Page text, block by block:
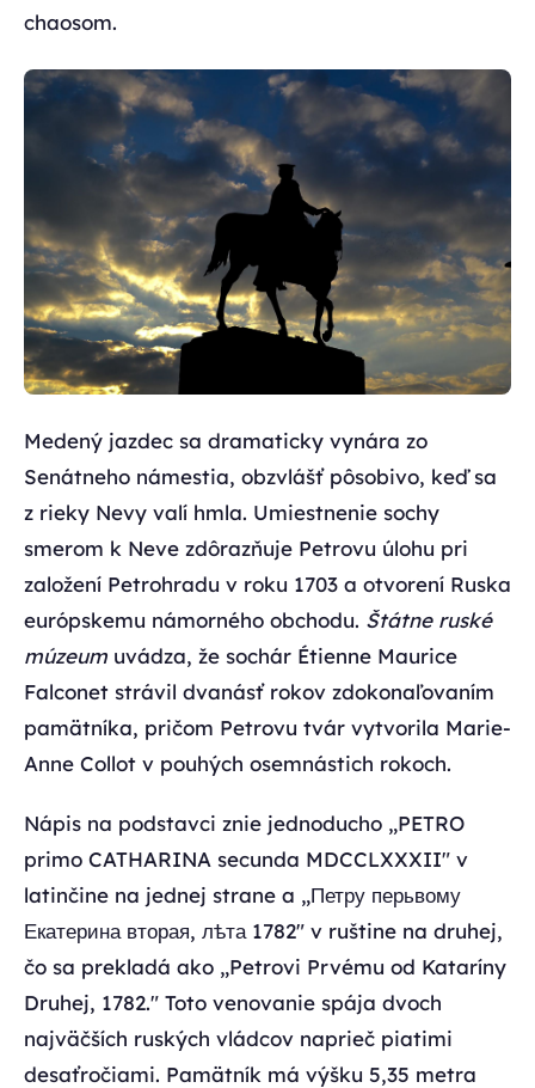
chaosom.
Medený jazdec sa dramaticky vynára zo
Senátneho námestia, obzvlášť pôsobivo, keď sa
z rieky Nevy valí hmla. Umiestnenie sochy
smerom k Neve zdôrazňuje Petrovu úlohu pri
založení Petrohradu v roku 1703 a otvorení Ruska
európskemu námorného obchodu. Štátne ruské
múzeum uvádza, že sochár Étienne Maurice
Falconet strávil dvanásť rokov zdokonaľovaním
pamätníka, pričom Petrovu tvár vytvorila Marie-
Anne Collot v pouhých osemnástich rokoch.
Nápis na podstavci znie jednoducho „PETRO
primo CATHARINA secunda MDCCLXXXII" v
latinčine na jednej strane a „Петру перьвому
Екатерина вторая, лѣта 1782" v ruštine na druhej,
čo sa prekladá ako „Petrovi Prvému od Kataríny
Druhej, 1782." Toto venovanie spája dvoch
najväčších ruských vládcov naprieč piatimi
desaťročiami. Pamätník má výšku 5,35 metra